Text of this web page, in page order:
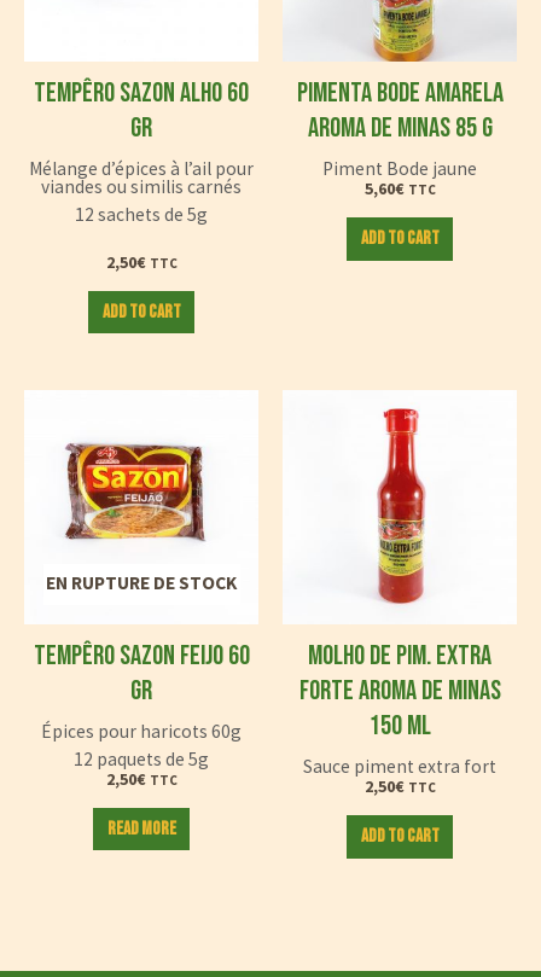
TEMPÊRO SAZON ALHO 60
GR
Mélange d’épices à l’ail pour
viandes ou similis carnés
12 sachets de 5g
2,50€ TTC
Add to cart
PIMENTA BODE AMARELA
AROMA DE MINAS 85 G
Piment Bode jaune
5,60€ TTC
Add to cart
EN RUPTURE DE STOCK
TEMPÊRO SAZON FEIJO 60
GR
Épices pour haricots 60g
12 paquets de 5g
2,50€ TTC
Read more
MOLHO DE PIM. EXTRA
FORTE AROMA DE MINAS
150 ML
Sauce piment extra fort
2,50€ TTC
Add to cart